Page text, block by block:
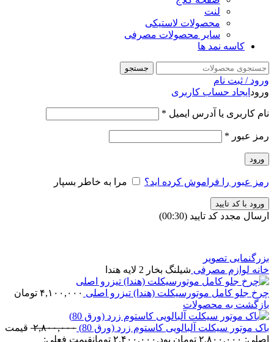
لنت
محصولات لاستیکی
سایر محصولات مصرفی
کاسه نمد ها
جستجو
ورود / ثبت نام
ورود ایجاد حساب کاربری
نام کاربری یا آدرس ایمیل *
رمز عبور *
ورود
رمز عبور را فراموش کرده اید؟ مرا به خاطر بسپار
ورود با کد تایید
ارسال مجدد کد تایید (00:
30
)
بزرگنمایی تصویر
خانه لوازم مصرفی شیلنگ بخار 2 لایه هندا
چرخ جلو کامل موتورسیکلت (هندا) تیزرو اصلی ۴,۱۰۰,۰۰۰ تومان
بازگشت به محصولات
باک موتور سیکلت آلبالویی کاستوم زرد (ورق 80) ۲,۸۰۰,۰۰۰ قیمت
اصلی: ۲,۸۰۰,۰۰۰ تومان بود.
۲,۴۰۰,۰۰۰ تومانقیمت فعلی: